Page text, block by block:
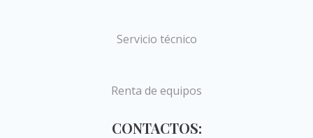
Servicio técnico
Renta de equipos
CONTACTOS: